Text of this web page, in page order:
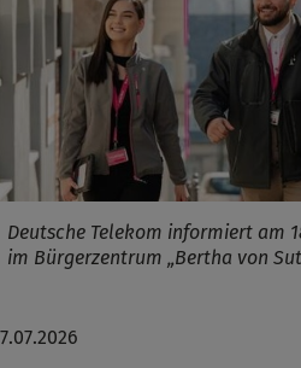
Deutsche Telekom informiert am
im Bürgerzentrum „Bertha von